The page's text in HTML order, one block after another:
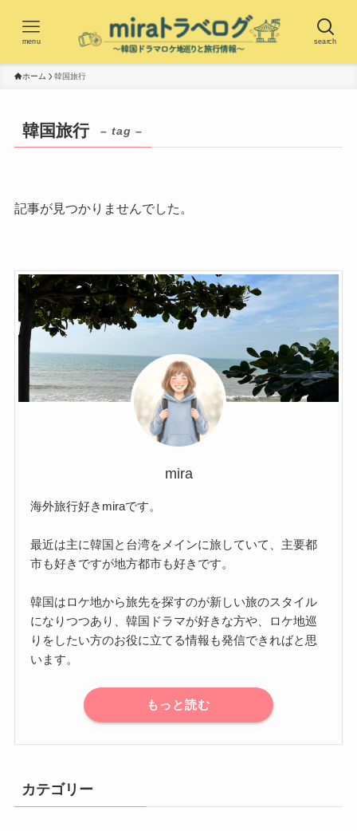
search
menu
ホーム 韓国旅行
韓国旅行 – tag –
記事が見つかりませんでした。
mira
海外旅行好きmiraです。
最近は主に韓国と台湾をメインに旅していて、主要都
市も好きですが地方都市も好きです。
韓国はロケ地から旅先を探すのが新しい旅のスタイル
になりつつあり、韓国ドラマが好きな方や、ロケ地巡
りをしたい方のお役に立てる情報も発信できればと思
います。
もっと読む
カテゴリー